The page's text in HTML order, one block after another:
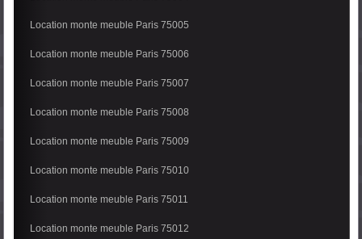
Location monte meuble Paris 75005
Location monte meuble Paris 75006
Location monte meuble Paris 75007
Location monte meuble Paris 75008
Location monte meuble Paris 75009
Location monte meuble Paris 75010
Location monte meuble Paris 75011
Location monte meuble Paris 75012